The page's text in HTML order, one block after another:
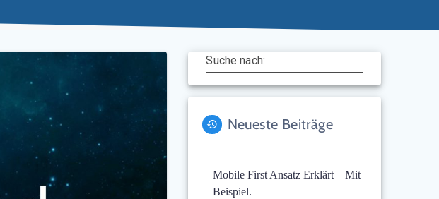
Suche nach:
Neueste Beiträge
Mobile First Ansatz Erklärt – Mit
Beispiel.